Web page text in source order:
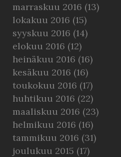
marraskuu 2016 (13)
lokakuu 2016 (15)
syyskuu 2016 (14)
elokuu 2016 (12)
heinäkuu 2016 (16)
kesäkuu 2016 (16)
toukokuu 2016 (17)
huhtikuu 2016 (22)
maaliskuu 2016 (23)
helmikuu 2016 (16)
tammikuu 2016 (31)
joulukuu 2015 (17)